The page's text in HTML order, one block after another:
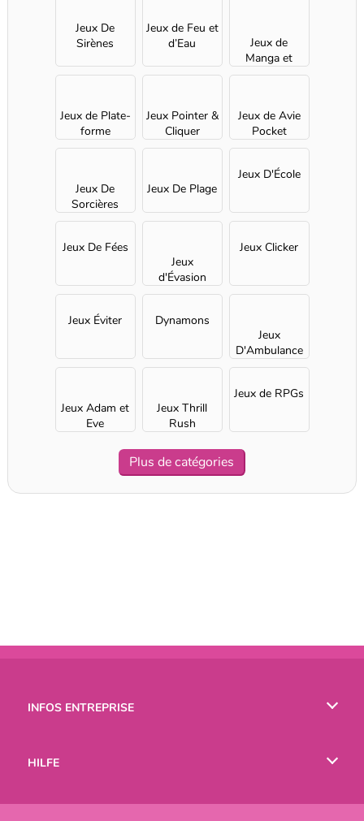
Jeux De
Sirènes
Jeux de Feu et
d’Eau
Jeux de
Manga et
d'Anime
Jeux de Plate-
forme
Jeux Pointer &
Cliquer
Jeux de Avie
Pocket
Jeux De
Sorcières
Jeux De Plage
Jeux D'École
Jeux De Fées
Jeux
d'Évasion
Jeux Clicker
Jeux Éviter
Dynamons
Jeux
D'Ambulance
Jeux Adam et
Eve
Jeux Thrill
Rush
Jeux de RPGs
Plus de catégories
INFOS ENTREPRISE
HILFE
Hilfe